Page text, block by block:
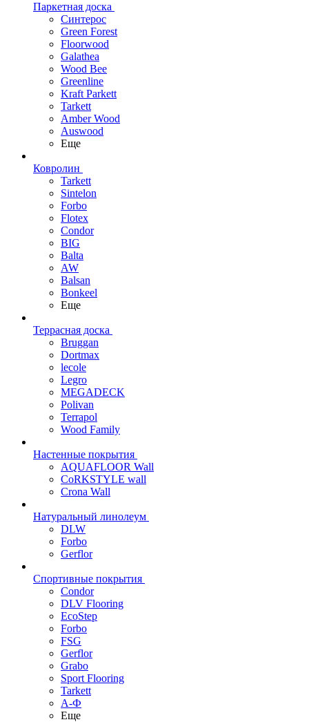
Паркетная доска
Синтерос
Green Forest
Floorwood
Galathea
Wood Bee
Greenline
Kraft Parkett
Tarkett
Amber Wood
Auswood
Еще
Ковролин
Tarkett
Sintelon
Forbo
Flotex
Condor
BIG
Balta
AW
Balsan
Bonkeel
Еще
Террасная доска
Bruggan
Dortmax
lecole
Legro
MEGADECK
Polivan
Terrapol
Wood Family
Настенные покрытия
AQUAFLOOR Wall
CoRKSTYLE wall
Crona Wall
Натуральный линолеум
DLW
Forbo
Gerflor
Спортивные покрытия
Condor
DLV Flooring
EcoStep
Forbo
FSG
Gerflor
Grabo
Sport Flooring
Tarkett
А-Ф
Еще